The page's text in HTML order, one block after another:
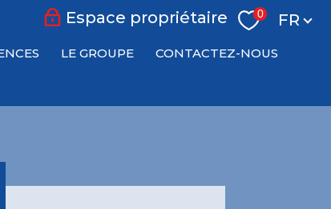
Espace propriétaire 0 FR
LE GROUPE CONTACTEZ-NOUS